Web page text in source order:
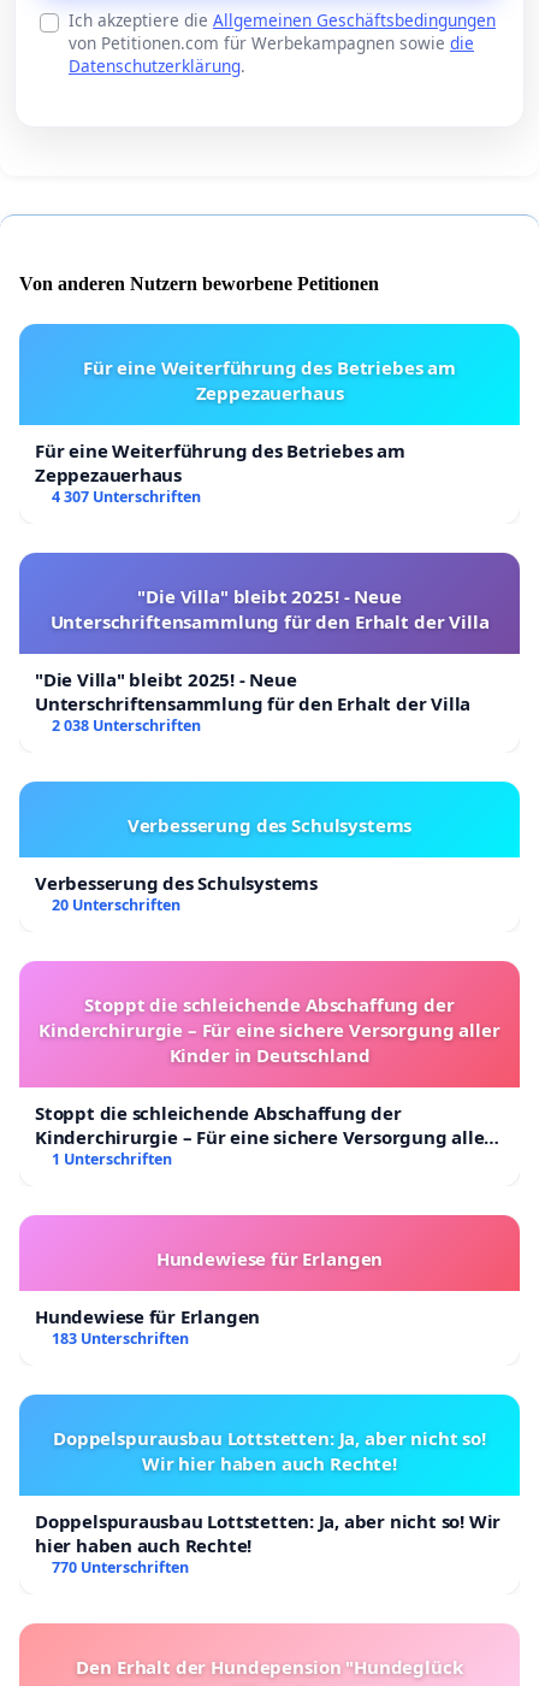
Ich akzeptiere die Allgemeinen Geschäftsbedingungen
von Petitionen.com für Werbekampagnen sowie die
Datenschutzerklärung.
Von anderen Nutzern beworbene Petitionen
Für eine Weiterführung des Betriebes am
Zeppezauerhaus
Für eine Weiterführung des Betriebes am
Zeppezauerhaus
4 307 Unterschriften
"Die Villa" bleibt 2025! - Neue
Unterschriftensammlung für den Erhalt der Villa
"Die Villa" bleibt 2025! - Neue
Unterschriftensammlung für den Erhalt der Villa
2 038 Unterschriften
Verbesserung des Schulsystems
Verbesserung des Schulsystems
20 Unterschriften
Stoppt die schleichende Abschaffung der
Kinderchirurgie – Für eine sichere Versorgung aller
Kinder in Deutschland
Stoppt die schleichende Abschaffung der
Kinderchirurgie – Für eine sichere Versorgung aller
Kinder in Deutschland
1 Unterschriften
Hundewiese für Erlangen
Hundewiese für Erlangen
183 Unterschriften
Doppelspurausbau Lottstetten: Ja, aber nicht so!
Wir hier haben auch Rechte!
Doppelspurausbau Lottstetten: Ja, aber nicht so! Wir
hier haben auch Rechte!
770 Unterschriften
Den Erhalt der Hundepension "Hundeglück